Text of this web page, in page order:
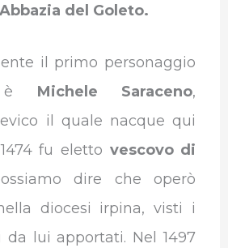
Abbazia del Goleto.
il primo personaggio
è Michele Saraceno,
il quale nacque qui
fu eletto vescovo di
dire che operò
diocesi irpina, visti i
da lui apportati. Nel 1497